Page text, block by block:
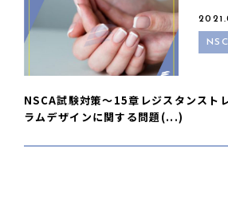
NSCA試験対策〜15章レジスタンスト
ラムデザインに関する問題(...)